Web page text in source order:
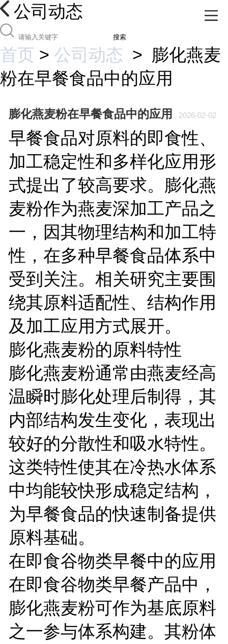
公司动态
搜索
首页 > 公司动态 > 膨化燕麦
粉在早餐食品中的应用
膨化燕麦粉在早餐食品中的应用 2026-02-02
早餐食品对原料的即食性、
加工稳定性和多样化应用形
式提出了较高要求。膨化燕
麦粉作为燕麦深加工产品之
一，因其物理结构和加工特
性，在多种早餐食品体系中
受到关注。相关研究主要围
绕其原料适配性、结构作用
及加工应用方式展开。
膨化燕麦粉的原料特性
膨化燕麦粉通常由燕麦经高
温瞬时膨化处理后制得，其
内部结构发生变化，表现出
较好的分散性和吸水特性。
这类特性使其在冷热水体系
中均能较快形成稳定结构，
为早餐食品的快速制备提供
原料基础。
在即食谷物类早餐中的应用
在即食谷物类早餐产品中，
膨化燕麦粉可作为基底原料
之一参与体系构建。其粉体